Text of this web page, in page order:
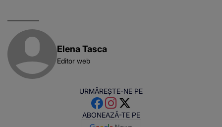
Elena Tasca
Editor web
URMĂREȘTE-NE PE
ABONEAZĂ-TE PE